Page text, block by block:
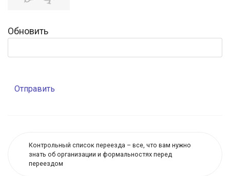
Обновить
Отправить
Контрольный список переезда – все, что вам нужно
знать об организации и формальностях перед
переездом